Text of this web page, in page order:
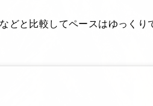
どと比較してペースはゆっくり